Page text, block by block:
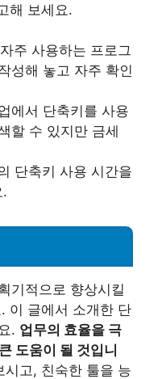
해 보세요.
주 사용하는 프로그
성해 놓고 자주 확인
에서 단축키를 사용
할 수 있지만 금세
단축키 사용 시간을
.
기적으로 향상시킬
이 글에서 소개한 단
. 업무의 효율을 극
도움이 될 것입니
시고, 친숙한 툴을 능